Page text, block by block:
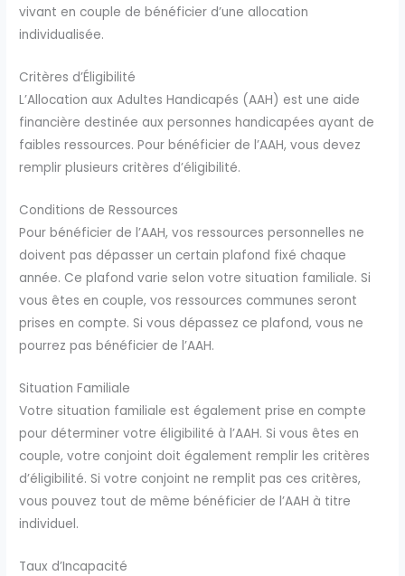
vivant en couple de bénéficier d’une allocation
individualisée.
Critères d’Éligibilité
L’Allocation aux Adultes Handicapés (AAH) est une aide
financière destinée aux personnes handicapées ayant de
faibles ressources. Pour bénéficier de l’AAH, vous devez
remplir plusieurs critères d’éligibilité.
Conditions de Ressources
Pour bénéficier de l’AAH, vos ressources personnelles ne
doivent pas dépasser un certain plafond fixé chaque
année. Ce plafond varie selon votre situation familiale. Si
vous êtes en couple, vos ressources communes seront
prises en compte. Si vous dépassez ce plafond, vous ne
pourrez pas bénéficier de l’AAH.
Situation Familiale
Votre situation familiale est également prise en compte
pour déterminer votre éligibilité à l’AAH. Si vous êtes en
couple, votre conjoint doit également remplir les critères
d’éligibilité. Si votre conjoint ne remplit pas ces critères,
vous pouvez tout de même bénéficier de l’AAH à titre
individuel.
Taux d’Incapacité